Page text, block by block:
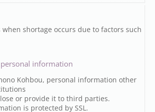
shortage occurs due to factors such
information
Kohbou, personal information other
or provide it to third parties.
is protected by SSL.